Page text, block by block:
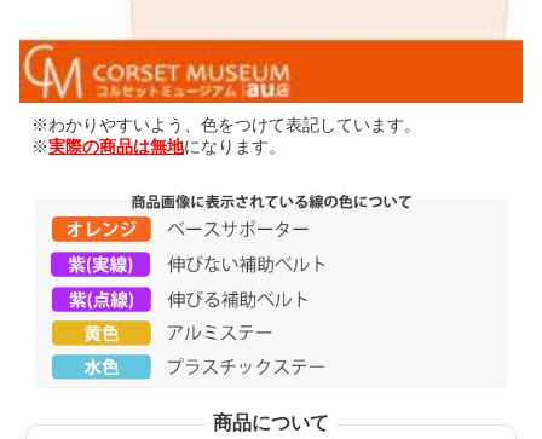
※わかりやすいよう、色をつけて表記しています。
※実際の商品は無地になります。
商品について